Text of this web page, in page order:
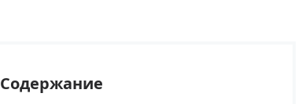
Содержание